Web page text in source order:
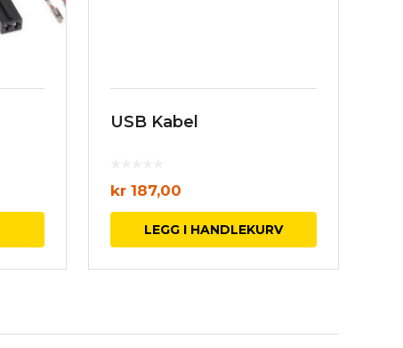
USB Kabel
kr 187,00
LEGG I HANDLEKURV